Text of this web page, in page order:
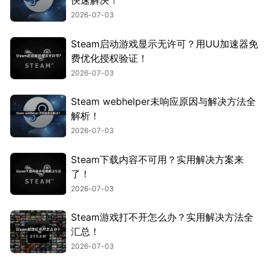
2026-07-03
Steam启动游戏显示无许可？用UU加速器免
费优化授权验证！
2026-07-03
Steam webhelper未响应原因与解决方法全
解析！
2026-07-03
Steam下载内容不可用？实用解决方案来
了！
2026-07-03
Steam游戏打不开怎么办？实用解决方法全
汇总！
2026-07-03